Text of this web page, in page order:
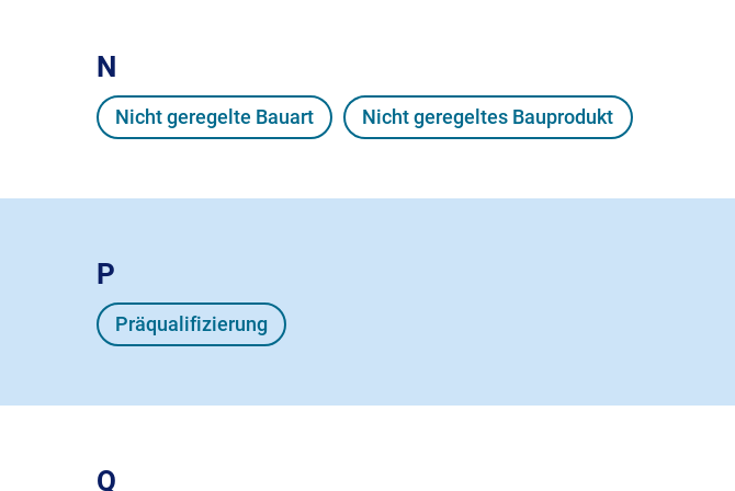
N
Nicht geregelte Bauart Nicht geregeltes Bauprodukt
P
Präqualifizierung
Q